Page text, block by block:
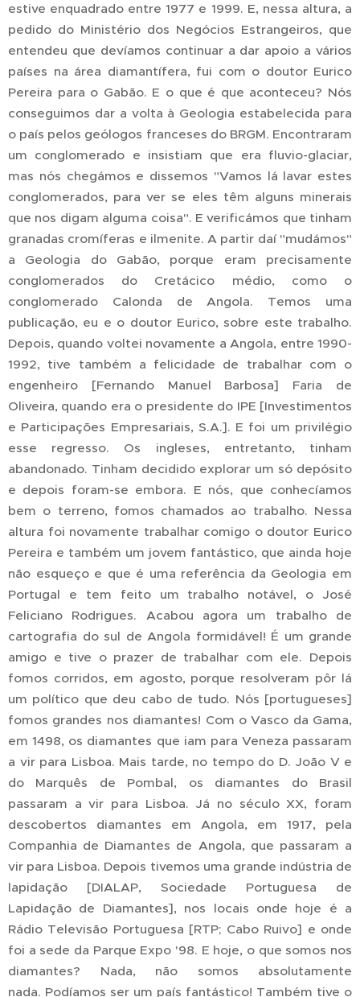
estive enquadrado entre 1977 e 1999. E, nessa altura, a
pedido do Ministério dos Negócios Estrangeiros, que
entendeu que devíamos continuar a dar apoio a vários
países na área diamantífera, fui com o doutor Eurico
Pereira para o Gabão. E o que é que aconteceu? Nós
conseguimos dar a volta à Geologia estabelecida para
o país pelos geólogos franceses do BRGM. Encontraram
um conglomerado e insistiam que era fluvio-glaciar,
mas nós chegámos e dissemos "Vamos lá lavar estes
conglomerados, para ver se eles têm alguns minerais
que nos digam alguma coisa". E verificámos que tinham
granadas cromíferas e ilmenite. A partir daí "mudámos"
a Geologia do Gabão, porque eram precisamente
conglomerados do Cretácico médio, como o
conglomerado Calonda de Angola. Temos uma
publicação, eu e o doutor Eurico, sobre este trabalho.
Depois, quando voltei novamente a Angola, entre 1990-
1992, tive também a felicidade de trabalhar com o
engenheiro [Fernando Manuel Barbosa] Faria de
Oliveira, quando era o presidente do IPE [Investimentos
e Participações Empresariais, S.A.]. E foi um privilégio
esse regresso. Os ingleses, entretanto, tinham
abandonado. Tinham decidido explorar um só depósito
e depois foram-se embora. E nós, que conhecíamos
bem o terreno, fomos chamados ao trabalho. Nessa
altura foi novamente trabalhar comigo o doutor Eurico
Pereira e também um jovem fantástico, que ainda hoje
não esqueço e que é uma referência da Geologia em
Portugal e tem feito um trabalho notável, o José
Feliciano Rodrigues. Acabou agora um trabalho de
cartografia do sul de Angola formidável! É um grande
amigo e tive o prazer de trabalhar com ele. Depois
fomos corridos, em agosto, porque resolveram pôr lá
um político que deu cabo de tudo. Nós [portugueses]
fomos grandes nos diamantes! Com o Vasco da Gama,
em 1498, os diamantes que iam para Veneza passaram
a vir para Lisboa. Mais tarde, no tempo do D. João V e
do Marquês de Pombal, os diamantes do Brasil
passaram a vir para Lisboa. Já no século XX, foram
descobertos diamantes em Angola, em 1917, pela
Companhia de Diamantes de Angola, que passaram a
vir para Lisboa. Depois tivemos uma grande indústria de
lapidação [DIALAP, Sociedade Portuguesa de
Lapidação de Diamantes], nos locais onde hoje é a
Rádio Televisão Portuguesa [RTP; Cabo Ruivo] e onde
foi a sede da Parque Expo '98. E hoje, o que somos nos
diamantes? Nada, não somos absolutamente
nada. Podíamos ser um país fantástico! Também tive o